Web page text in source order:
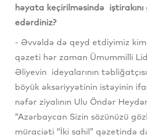
həyata keçirilməsində iştirakını
edərdiniz?
- Əvvəldə də qeyd etdiyimiz
qəzeti hər zaman Ümummilli
Əliyevin ideyalarının
böyük əksəriyyətinin istəyinin
nəfər ziyalının Ulu Öndər
“Azərbaycan Sizin sözünüzü
müraciəti “İki sahil” qəzetində